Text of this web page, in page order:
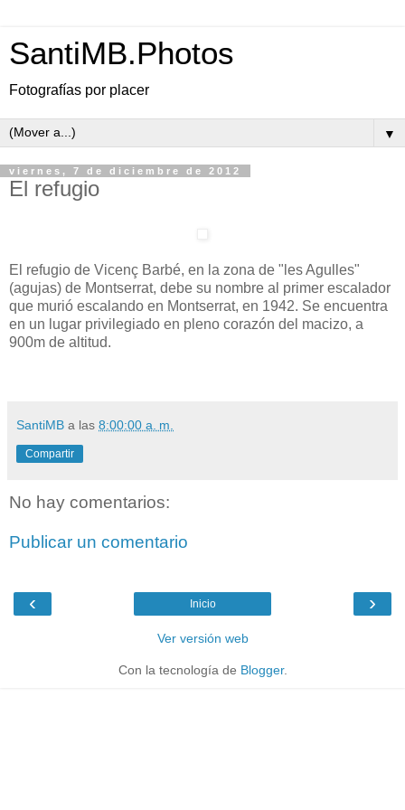
SantiMB.Photos
Fotografías por placer
▼
viernes, 7 de diciembre de 2012
El refugio
El refugio de Vicenç Barbé, en la zona de "les Agulles"
(agujas) de Montserrat, debe su nombre al primer escalador
que murió escalando en Montserrat, en 1942. Se encuentra
en un lugar privilegiado en pleno corazón del macizo, a
900m de altitud.
SantiMB a las 8:00:00 a. m.
Compartir
No hay comentarios:
Publicar un comentario
‹ ›
Inicio
Ver versión web
Con la tecnología de Blogger.